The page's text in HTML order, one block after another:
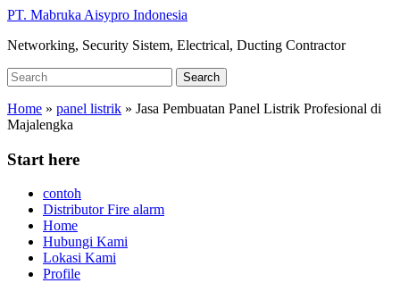
Skip
main
PT. Mabruka Aisypro Indonesia
Networking, Security Sistem, Electrical, Ducting Contractor
Search
for:
Search
Home » panel listrik » Jasa Pembuatan Panel Listrik Profesional di
Majalengka
Start here
contoh
Distributor Fire alarm
Home
Hubungi Kami
Lokasi Kami
Profile